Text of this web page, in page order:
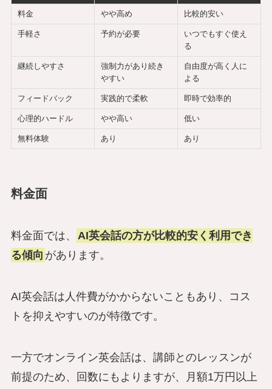
料金 やや高め 比較的安い
手軽さ 予約が必要
いつでもすぐ使え
る
継続しやすさ
強制力があり続き
やすい
自由度が高く人に
よる
フィードバック 実践的で柔軟 即時で効率的
心理的ハードル やや高い 低い
無料体験 あり あり
料金面
料金面では、
AI英会話の方が比較的安く利用でき
る傾向 があります。
AI英会話は人件費がかからないこともあり、コス
トを抑えやすいのが特徴です。
一方でオンライン英会話は、講師とのレッスンが
前提のため、回数にもよりますが、月額1万円以上